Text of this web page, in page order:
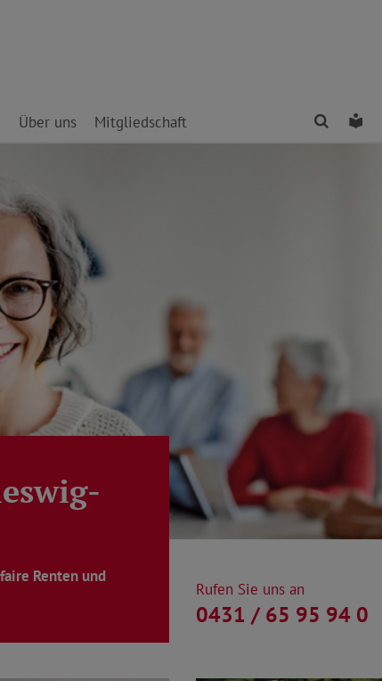
Über uns Mitgliedschaft Finden
Renten und
Rufen Sie uns an
0431 / 65 95 94 0